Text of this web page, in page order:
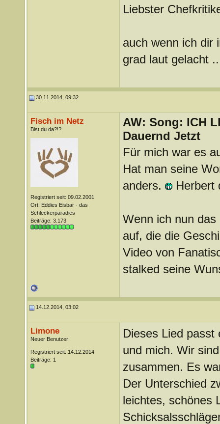
Liebster
auch wenn ich dir
grad laut gelacht
30.11.2014, 09:32
Fisch im Netz
Bist du da?!?
Registriert seit: 09.02.2001
Ort: Eddies Eisbar - das
Schleckerparadies
Beiträge: 3.173
AW: Song: ICH
Dauernd Jetzt
Für mich war es
Hat man seine
anders.
Herbert
Wenn ich nun
auf, die die
Video von
stalked seine
14.12.2014, 03:02
Limone
Neuer Benutzer
Registriert seit: 14.12.2014
Beiträge: 1
Dieses Lied passt
und mich. Wir
zusammen. Es
Der Unterschied
leichtes, schönes